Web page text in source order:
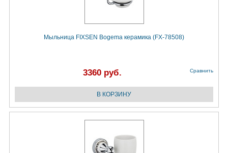
Мыльница FIXSEN Bogema керамика (FX-78508)
3360 руб. Сравнить